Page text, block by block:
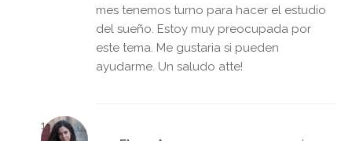
mes tenemos turno para hacer el estudio
del sueño. Estoy muy preocupada por
este tema. Me gustaria si pueden
ayudarme. Un saludo atte!